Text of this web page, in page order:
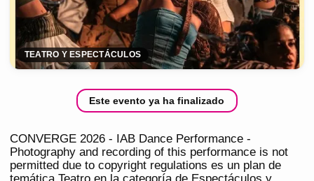
TEATRO Y ESPECTÁCULOS
Este evento ya ha finalizado
CONVERGE 2026 - IAB Dance Performance -
Photography and recording of this performance is not
permitted due to copyright regulations es un plan de